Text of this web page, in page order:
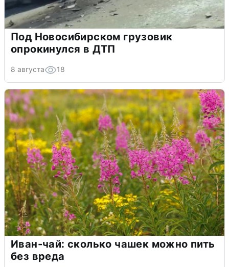
Под Новосибирском грузовик
опрокинулся в ДТП
8 августа 18
Иван-чай: сколько чашек можно пить
без вреда